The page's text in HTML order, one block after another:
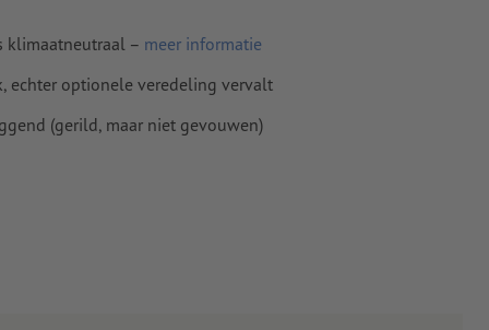
klimaatneutraal – meer informatie
echter optionele veredeling vervalt
(gerild, maar niet gevouwen)